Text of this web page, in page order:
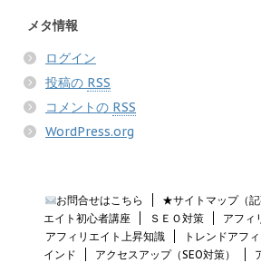
メタ情報
ログイン
投稿の RSS
コメントの RSS
WordPress.org
お問合せはこちら ★サイトマップ（記
エイト初心者講座
ＳＥＯ対策
アフィ
アフィリエイト上昇知識
トレンドアフ
インド
アクセスアップ（SEO対策）